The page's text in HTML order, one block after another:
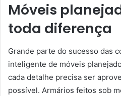
Móveis
toda diferença
Grande parte do sucesso das
inteligente de móveis
cada detalhe precisa ser
possível. Armários feitos sob